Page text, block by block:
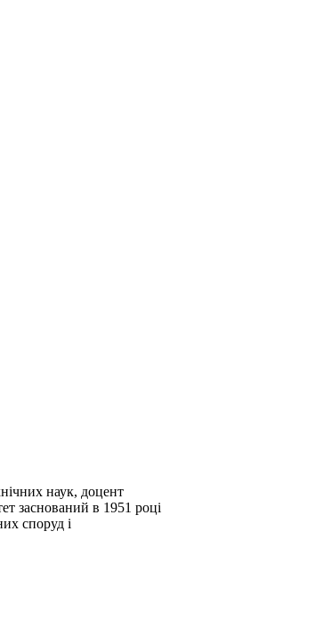
наук, доцент
заснований в 1951 році
споруд і